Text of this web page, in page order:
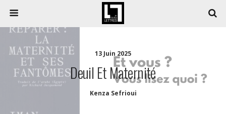
13 Juin 2025
Deuil Et Maternité
Kenza Sefrioui